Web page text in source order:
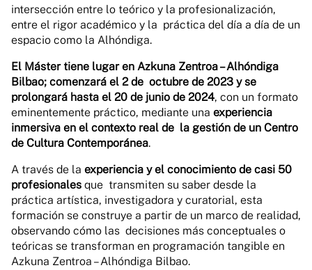
intersección entre lo teórico y la profesionalización,
entre el rigor académico y la práctica del día a día de un
espacio como la Alhóndiga.
El Máster tiene lugar en Azkuna Zentroa – Alhóndiga
Bilbao; comenzará el 2 de octubre de 2023 y se
prolongará hasta el 20 de junio de 2024, con un formato
eminentemente práctico, mediante una experiencia
inmersiva en el contexto real de la gestión de un Centro
de Cultura Contemporánea.
A través de la experiencia y el conocimiento de casi 50
profesionales que transmiten su saber desde la
práctica artística, investigadora y curatorial, esta
formación se construye a partir de un marco de realidad,
observando cómo las decisiones más conceptuales o
teóricas se transforman en programación tangible en
Azkuna Zentroa – Alhóndiga Bilbao.